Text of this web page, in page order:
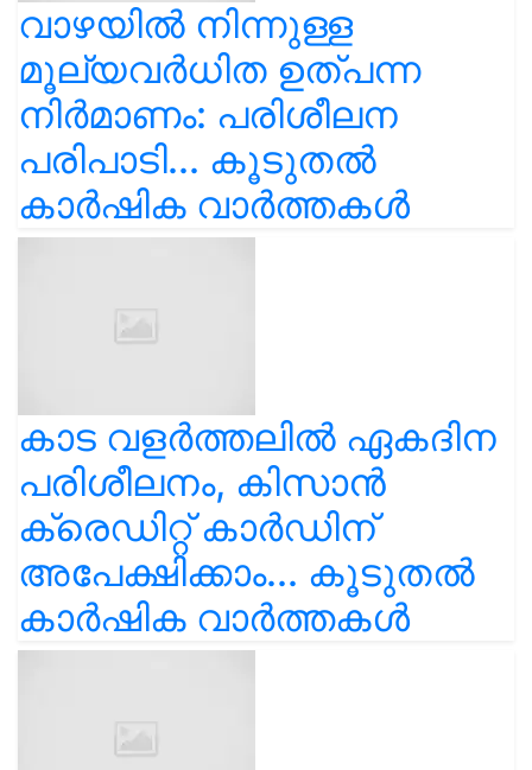
വാഴയിൽ നിന്നുള്ള
മൂല്യവർധിത ഉത്പന്ന
നിർമാണം: പരിശീലന
പരിപാടി... കൂടുതൽ
കാർഷിക വാർത്തകൾ
കാട വളര്‍ത്തലിൽ ഏകദിന
പരിശീലനം, കിസാൻ
ക്രെഡിറ്റ് കാർഡിന്
അപേക്ഷിക്കാം... കൂടുതൽ
കാർഷിക വാർത്തകൾ